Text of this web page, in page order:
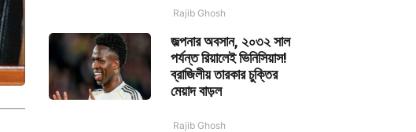
Rajib Ghosh
জল্পনার অবসান, ২০৩২ সাল
পর্যন্ত রিয়ালেই ভিনিসিয়াস!
ব্রাজিলীয় তারকার চুক্তির
মেয়াদ বাড়ল
Rajib Ghosh